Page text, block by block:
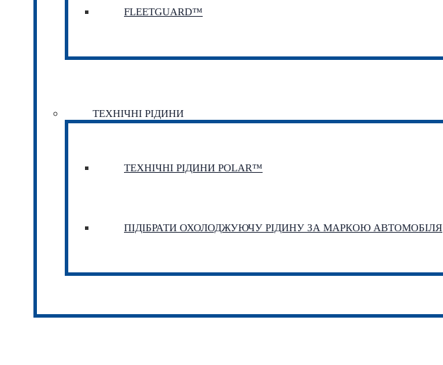
FLEETGUARD™
ТЕХНІЧНІ РІДИНИ
ТЕХНІЧНІ РІДИНИ POLAR™
ПІДІБРАТИ ОХОЛОДЖУЮЧУ РІДИНУ ЗА МАРКОЮ АВТОМОБІЛЯ